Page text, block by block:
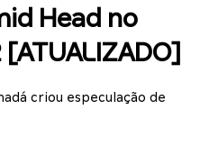
Head no
criou especulação de